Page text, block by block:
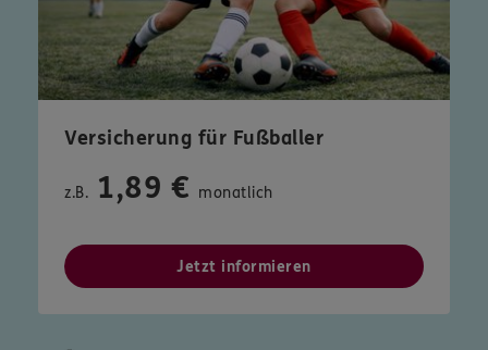
Versicherung für Fußballer
z.B. 1,89 € monatlich
Jetzt informieren